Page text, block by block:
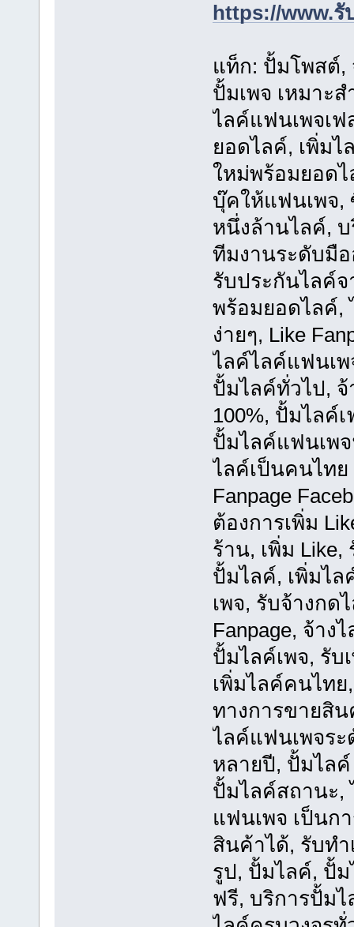
https://www.รั
แท็ก: ปั้มโพสต์,
ปั้มเพจ เหมาะ
ไลค์แฟนเพจเ
ยอดไลค์, เพิ่มไ
ใหม่พร้อมยอดไ
บุ๊คให้แฟนเพจ,
หนึ่งล้านไลค์,
ทีมงานระดับมื
รับประกันไลค์จ
พร้อมยอดไลค์,
ง่ายๆ, Like
ไลค์ไลค์แฟนเพ
ปั้มไลค์ทั่วไป,
100%, ปั้มไลค์
ปั้มไลค์แฟนเพ
ไลค์เป็นคนไทย
Fanpage
ต้องการเพิ่ม
ร้าน, เพิ่ม
ปั้มไลค์, เพิ่มไล
เพจ, รับจ้างกด
Fanpage, จ้าง
ปั้มไลค์เพจ, รับ
เพิ่มไลค์คนไทย
ทางการขายสิ
ไลค์แฟนเพจร
หลายปี, ปั้มไลค์
ปั้มไลค์สถานะ,
แฟนเพจ เป็นก
สินค้าได้, รับท
รูป, ปั้มไลค์, ปั้
ฟรี, บริการปั้ม